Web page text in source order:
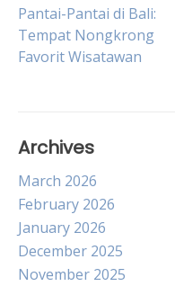
Post
navigation
Pantai-Pantai di Bali:
Tempat Nongkrong
Favorit Wisatawan
Archives
March 2026
February 2026
January 2026
December 2025
November 2025